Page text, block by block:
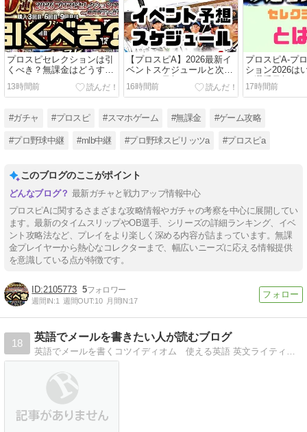
プロスピセレクションは引
くべき？無課金はどうす
る？
13時間前
【プロスピA】2026最新イ
ベントスケジュールと次の
イベント予想
16時間前
プロスピA-プ
ション2026は
と選手予想し
17時間前
#ガチャ #プロスピ #スマホゲーム #無課金 #ゲーム攻略
#プロ野球中継 #mlb中継 #プロ野球スピリッツa #プロスピa
このブログのここがポイント
最新ガチャと戦力アップ情報中心
プロスピAに関するさまざまな攻略情報やガチャの考察を中心に展開してい
ます。最新のタイムスリップやOB選手、シリーズの詳細ランキング、イベ
ント攻略法など、プレイをより楽しく深める内容が詰まっています。無課
金プレイヤーから熱心なコレクターまで、幅広いニーズに応える情報提供
を意識している点が特徴です。
2105773 5
週間IN:1 週間OUT:10 月間IN:17
18
英語でメールを書きたい人が読むブログ
英語でメールを書くコツイディオム 使える英語 英文ライティングのコツ